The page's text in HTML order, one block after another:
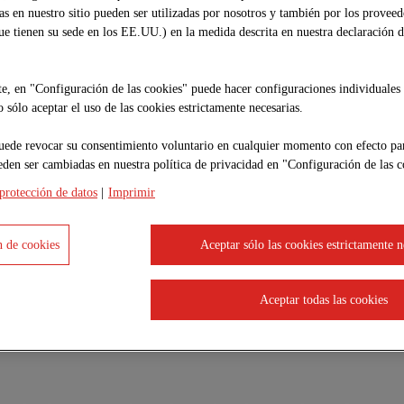
un futuro mejor.
de valor. Creamos valor para las
ciclo de vida: desde la planificación y la
o la demolición. Con más de 250
el futuro de la construcción. En
de construcción de forma que se
en nuestro sitio pueden ser utilizadas por nosotros y también por los
tienen su sede en los EE.UU.) en la medida descrita en nuestra declaración
en "Configuración de las cookies" puede hacer configuraciones individuales
aceptar el uso de las cookies estrictamente necesarias.
revocar su consentimiento voluntario en cualquier momento con efecto
ser cambiadas en nuestra política de privacidad en "Configuración de las
de datos | Imprimir
Aceptar sólo las cookies estrictamente
Aceptar todas las cookies
de cookies